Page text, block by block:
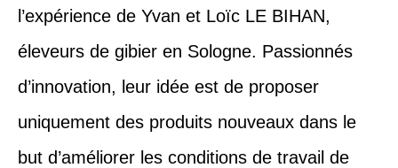
l’expérience de Yvan et Loïc LE BIHAN,
éleveurs de gibier en Sologne. Passionnés
d’innovation, leur idée est de proposer
uniquement des produits nouveaux dans le
but d’améliorer les conditions de travail de